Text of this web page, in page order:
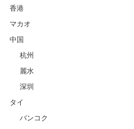
香港
マカオ
中国
杭州
麗水
深圳
タイ
バンコク